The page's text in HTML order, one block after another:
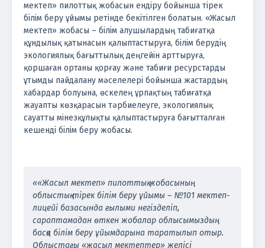
мектеп» пилоттық жобасын ендіру бойынша тірек
білім беру ұйымы ретінде бекітілген болатын. «Жасыл
мектеп» жобасы – білім алушылардың табиғатқа
құндылық қатынасын қалыптастыруға, білім берудің
экологиялық бағыттылық деңгейін арттыруға,
қоршаған ортаны қорғау және табиғи ресурстарды
ұтымды пайдалану мәселелері бойынша жастардың
хабардар болуына, өскелең ұрпақтың табиғатқа
жауапты көзқарасын тәрбиелеуге, экологиялық
сауатты мінезқұлықты қалыптастыруға бағытталған
кешенді білім беру жобасы.
««Жасыл мектеп» пилоттық жобасының
облыстық тірек білім беру ұйымы – №101 мектеп-
лицейі базасында ғылыми негізделіп,
сараптамадан өткен жобалар облысымыздың
басқа білім беру ұйымдарына таратылып отыр.
Облыстағы «жасыл мектептер» желісі